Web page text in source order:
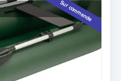
Sur commande